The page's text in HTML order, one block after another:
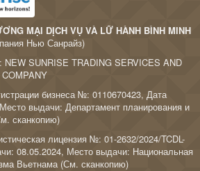
MẠI DỊCH VỤ VÀ LỮ HÀNH BÌNH MINH
Нью Санрайз)
NEW SUNRISE TRADING SERVICES AND
бизнеса №: 0110670423, Дата
выдачи: Департамент планирования и
сканкопию)
лицензия №: 01-2632/2024/TCDL-
08.05.2024, Место выдачи: Национальная
Вьетнама (См. сканкопию)